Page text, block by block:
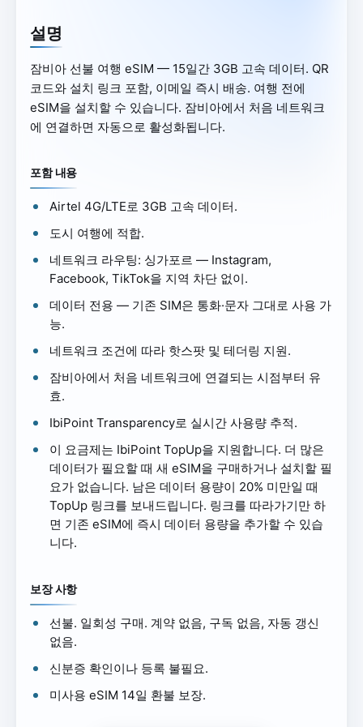
설명
잠비아 선불 여행 eSIM — 15일간 3GB 고속 데이터. QR
코드와 설치 링크 포함, 이메일 즉시 배송. 여행 전에
eSIM을 설치할 수 있습니다. 잠비아에서 처음 네트워크
에 연결하면 자동으로 활성화됩니다.
포함 내용
Airtel 4G/LTE로 3GB 고속 데이터.
도시 여행에 적합.
네트워크 라우팅: 싱가포르 — Instagram,
Facebook, TikTok을 지역 차단 없이.
데이터 전용 — 기존 SIM은 통화·문자 그대로 사용 가
능.
네트워크 조건에 따라 핫스팟 및 테더링 지원.
잠비아에서 처음 네트워크에 연결되는 시점부터 유
효.
IbiPoint Transparency로 실시간 사용량 추적.
이 요금제는 IbiPoint TopUp을 지원합니다. 더 많은
데이터가 필요할 때 새 eSIM을 구매하거나 설치할 필
요가 없습니다. 남은 데이터 용량이 20% 미만일 때
TopUp 링크를 보내드립니다. 링크를 따라가기만 하
면 기존 eSIM에 즉시 데이터 용량을 추가할 수 있습
니다.
보장 사항
선불. 일회성 구매. 계약 없음, 구독 없음, 자동 갱신
없음.
신분증 확인이나 등록 불필요.
미사용 eSIM 14일 환불 보장.